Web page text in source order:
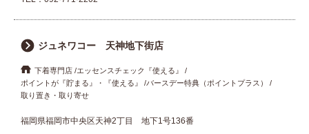
ジュネワコー 天神地下街店
下着専門店 エッセンスチェック『使える』
ポイントが『貯まる』・『使える』
バースデー特典（ポイントプラス）
取り置き・取り寄せ
福岡県福岡市中央区天神2丁目 地下1号136番